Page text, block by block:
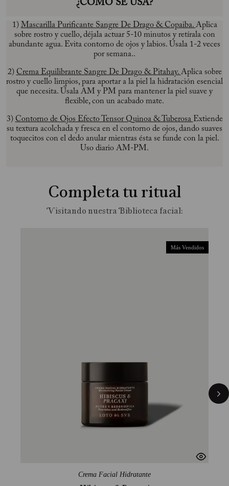
¿CÓMO SE USA?
1) Mascarilla Purificante Sangre De Drago & Copaiba. Aplica
sobre rostro y cuello, déjala actuar 5-10 minutos y retírala con
abundante agua. Evita contorno de ojos y labios. Úsala 1-2 veces
por semana..
2) Crema Equilibrante Sangre De Drago & Pitahay. Aplica sobre
rostro y cuello limpios, para aportar a la piel la hidratación esencial
que necesita. Úsala AM y PM para mantener la piel suave y
flexible, con un acabado mate.
3) Contorno de Ojos Efecto Tensor Quinoa & Tuberosa Extiende
su textura acolchada y fresca en el contorno de ojos, dando suaves
toquecitos con el dedo anular mientras ésta se funde con la piel.
Uso diario AM-PM.
Completa tu ritual
Más Vendidos
Crema Facial Hidratante